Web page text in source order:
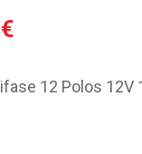
€
actual
12 Polos 12V